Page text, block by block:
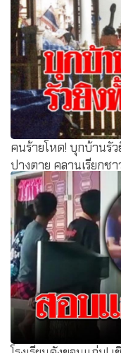
คนร้ายโหด! บุกบ้านรั
ปางตาย คลานเรียกช